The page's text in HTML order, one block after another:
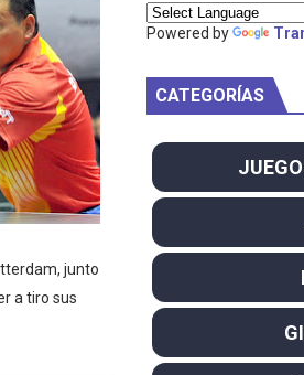
en SummerSlam
y Sina Frei dominan el
y Gran Bretaña se
ya son
TNA International Champion
con 4 oros y 4 platas
junto
a tiro sus
Powered by
CATEGORÍAS